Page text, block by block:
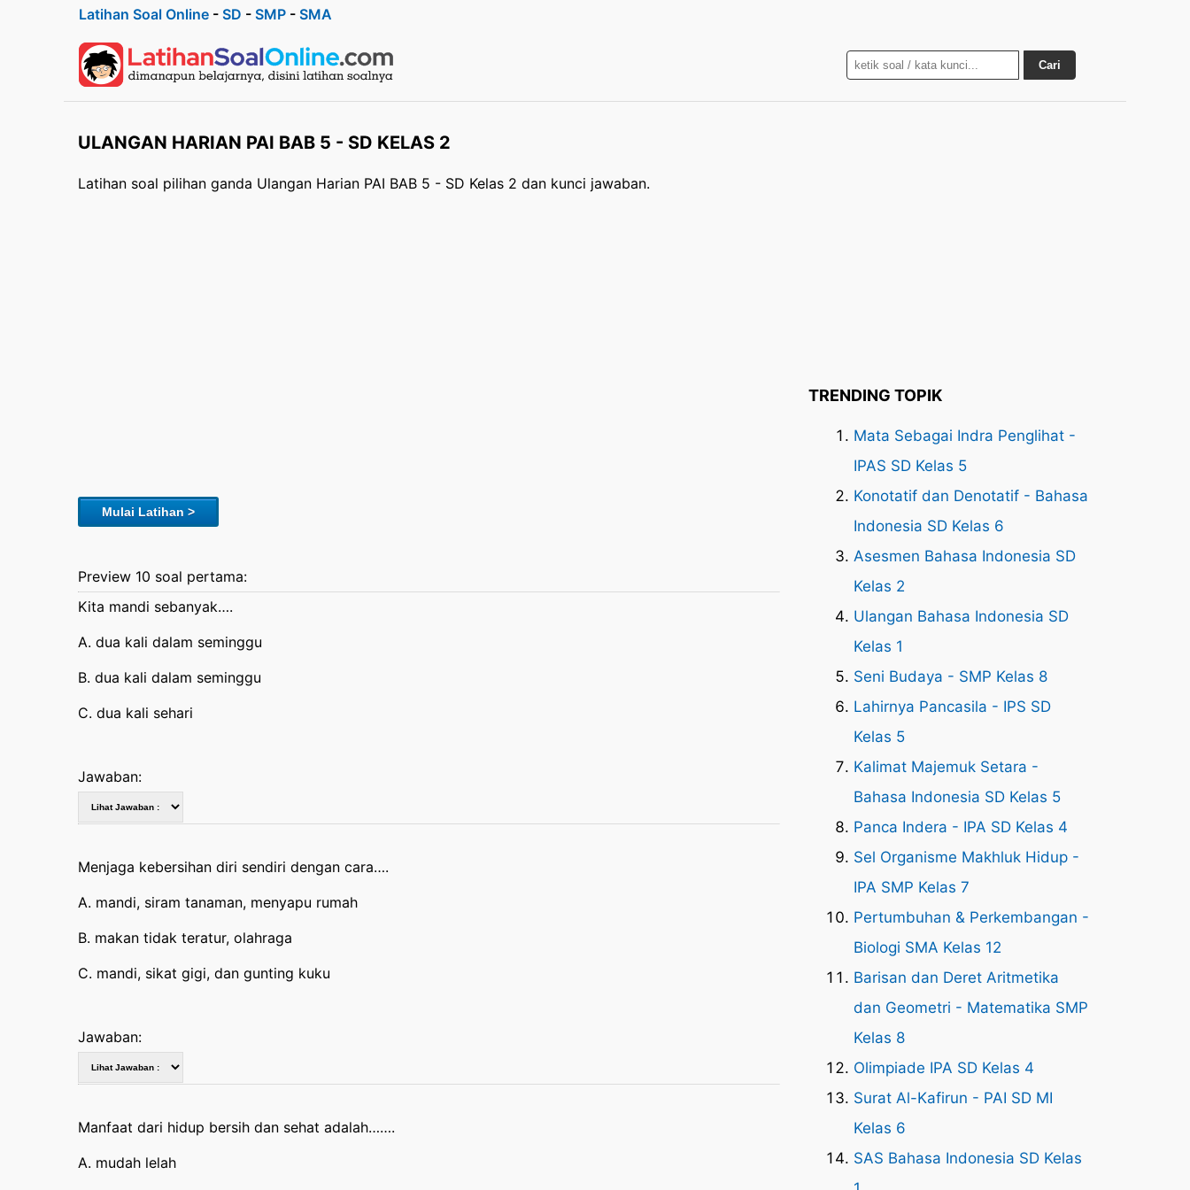
Latihan Soal Online- SD - SMP- SMA
Cari
ULANGAN HARIAN PAI BAB 5 - SD KELAS 2
Latihan soal pilihan ganda Ulangan Harian PAI BAB 5 - SD Kelas 2 dan kunci jawaban.
Mulai Latihan >
Preview 10 soal pertama:
Kita mandi sebanyak….
A. dua kali dalam seminggu
B. dua kali dalam seminggu
C. dua kali sehari
Jawaban:
Menjaga kebersihan diri sendiri dengan cara….
A. mandi, siram tanaman, menyapu rumah
B. makan tidak teratur, olahraga
C. mandi, sikat gigi, dan gunting kuku
Jawaban:
Manfaat dari hidup bersih dan sehat adalah…….
A. mudah lelah
TRENDING TOPIK
Mata Sebagai Indra Penglihat -
IPAS SD Kelas 5
Konotatif dan Denotatif - Bahasa
Indonesia SD Kelas 6
Asesmen Bahasa Indonesia SD
Kelas 2
Ulangan Bahasa Indonesia SD
Kelas 1
Seni Budaya - SMP Kelas 8
Lahirnya Pancasila - IPS SD
Kelas 5
Kalimat Majemuk Setara -
Bahasa Indonesia SD Kelas 5
Panca Indera - IPA SD Kelas 4
Sel Organisme Makhluk Hidup -
IPA SMP Kelas 7
Pertumbuhan & Perkembangan -
Biologi SMA Kelas 12
Barisan dan Deret Aritmetika
dan Geometri - Matematika SMP
Kelas 8
Olimpiade IPA SD Kelas 4
Surat Al-Kafirun - PAI SD MI
Kelas 6
SAS Bahasa Indonesia SD Kelas